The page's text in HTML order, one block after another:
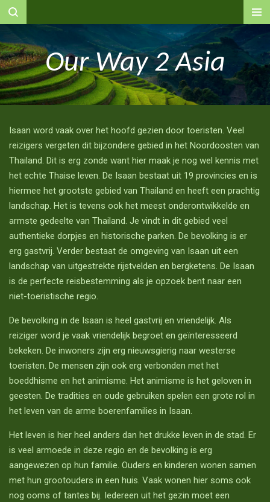
Ga
naar
de
hoofdinhoudOur Way 2 Asia
Isaan word vaak over het hoofd gezien door toeristen. Veel
reizigers vergeten dit bijzondere gebied in het Noordoosten van
Thailand. Dit is erg zonde want hier maak je nog wel kennis met
het echte Thaise leven. De Isaan bestaat uit 19 provincies en is
hiermee het grootste gebied van Thailand en heeft een prachtig
landschap. Het is tevens ook het meest onderontwikkelde en
armste gedeelte van Thailand. Je vindt in dit gebied veel
authentieke dorpjes en historische parken. De bevolking is er
erg gastvrij. Verder bestaat de omgeving van Isaan uit een
landschap van uitgestrekte rijstvelden en bergketens. De Isaan
is de perfecte reisbestemming als je opzoek bent naar een
niet-toeristische regio.
De bevolking in de Isaan is heel gastvrij en vriendelijk. Als
reiziger word je vaak vriendelijk begroet en geïnteresseerd
bekeken. De inwoners zijn erg nieuwsgierig naar westerse
toeristen. De mensen zijn ook erg verbonden met het
boeddhisme en het animisme. Het animisme is het geloven in
geesten. De tradities en oude gebruiken spelen een grote rol in
het leven van de arme boerenfamilies in Isaan.
Het leven is hier heel anders dan het drukke leven in de stad. Er
is veel armoede in deze regio en de bevolking is erg
aangewezen op hun familie. Ouders en kinderen wonen samen
met hun grootouders in een huis. Vaak wonen hier soms ook
nog ooms of tantes bij. Iedereen uit het gezin moet een